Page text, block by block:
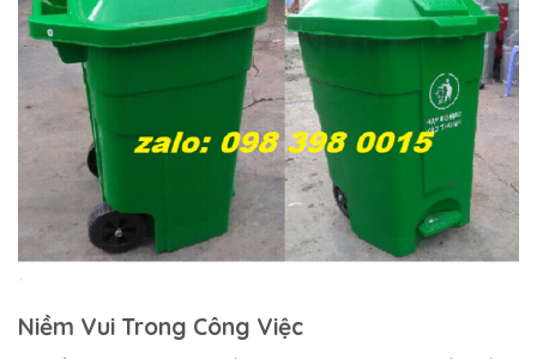
Niềm Vui Trong Công Việc